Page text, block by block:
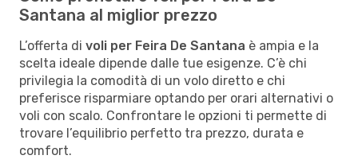
Santana al miglior prezzo
L’offerta di voli per Feira De Santana è ampia e la
scelta ideale dipende dalle tue esigenze. C’è chi
privilegia la comodità di un volo diretto e chi
preferisce risparmiare optando per orari alternativi o
voli con scalo. Confrontare le opzioni ti permette di
trovare l’equilibrio perfetto tra prezzo, durata e
comfort.